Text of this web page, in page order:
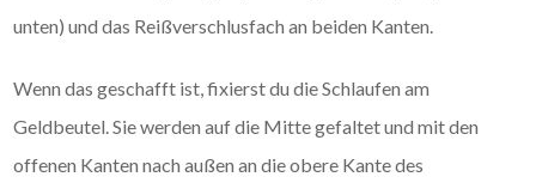
unten) und das Reißverschlusfach an beiden Kanten.
Wenn das geschafft ist, fixierst du die Schlaufen am
Geldbeutel. Sie werden auf die Mitte gefaltet und mit den
offenen Kanten nach außen an die obere Kante des